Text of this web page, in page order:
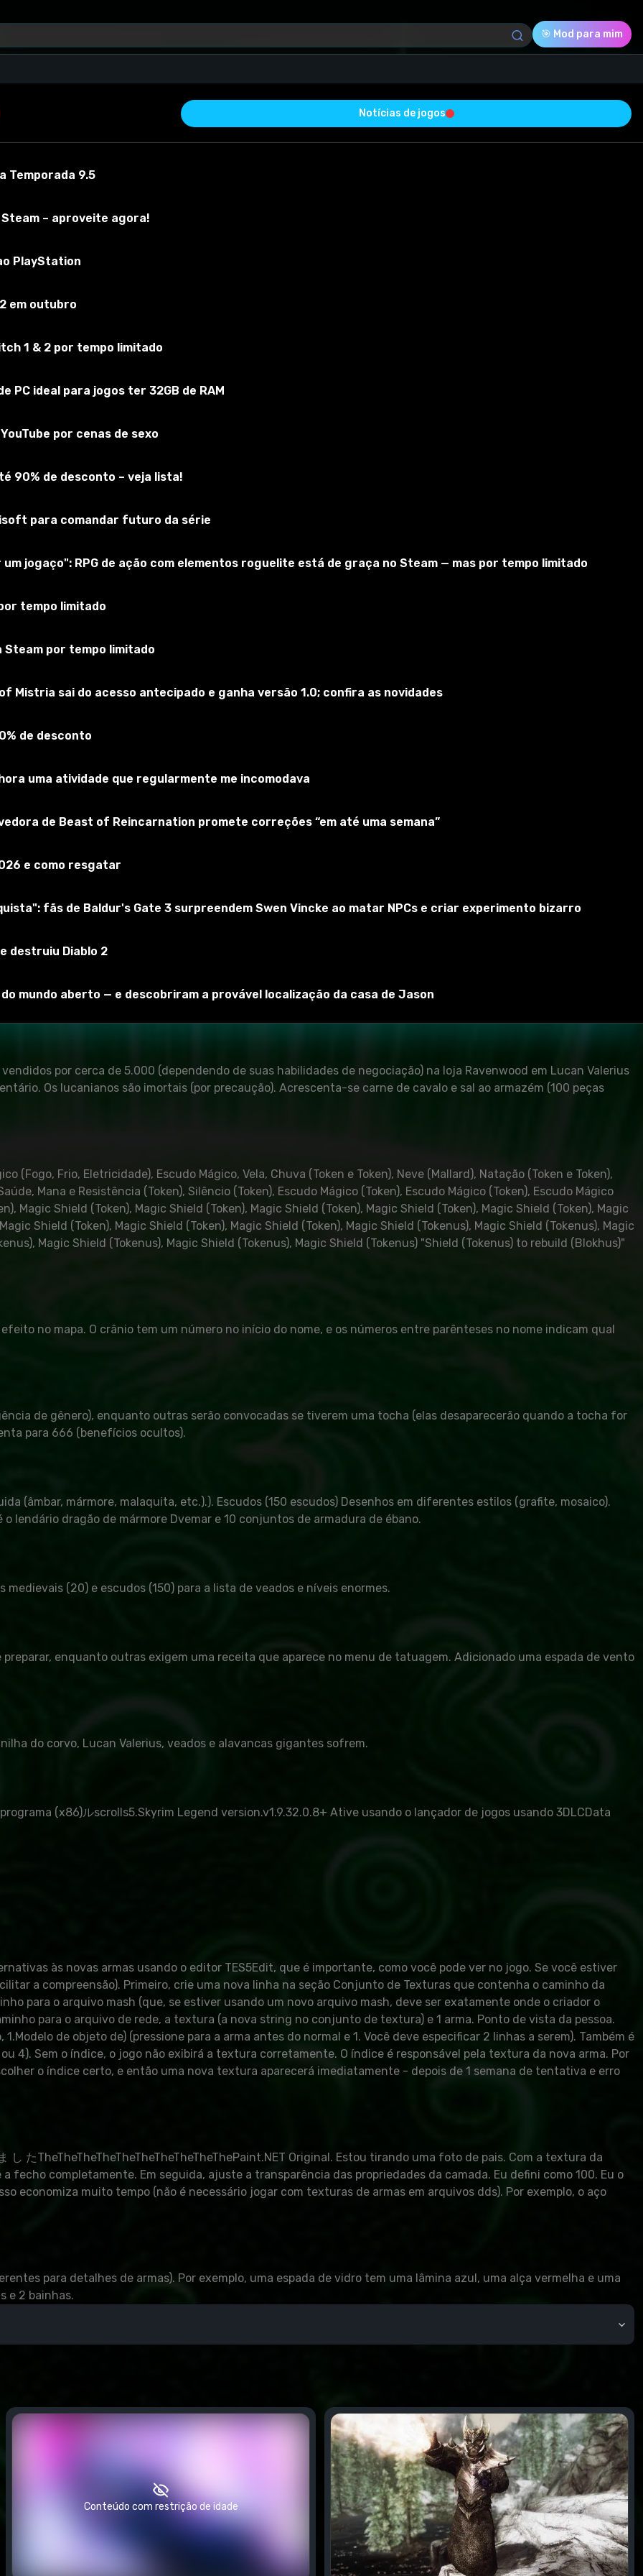
🎯 Mod para mim
Versão do mod:
Inscreva-se no jogo
texturas alternativas (novas) para espadas de vidro (mais de 100) e novas armas de baunilha (武器モデルを索
primária podem fazer isso.Crie uma nova camada transparente sobre a textura de baunilha). A qualidade é
uma perspectiva.
escudos, 200 armas, 10 fotos). Cada carta tem um conjunto de requisitos (artefatos de caveira e ações
não estiver disponível, alguns efeitos no mapa não funcionarão. Cartões comestíveis são preparados na taberna.
+ legumes simples (cenouras, maçãs, batatas, tomates, repolho). É importante que os requisitos sejam
obrigatórios).
por cerca de 5.000 (dependendo de suas habilidades de negociação) na loja Ravenwood em Lucan Valerius
Os lucanianos são imortais (por precaução). Acrescenta-se carne de cavalo e sal ao armazém (100 peças
(Fogo, Frio, Eletricidade), Escudo Mágico, Vela, Chuva (Token e Token), Neve (Mallard), Natação (Token e Token),
Mana e Resistência (Token), Silêncio (Token), Escudo Mágico (Token), Escudo Mágico (Token), Escudo Mágico
Magic Shield (Token), Magic Shield (Token), Magic Shield (Token), Magic Shield (Token), Magic Shield (Token), Magic
Shield (Token), Magic Shield (Token), Magic Shield (Token), Magic Shield (Tokenus), Magic Shield (Tokenus), Magic
Magic Shield (Tokenus), Magic Shield (Tokenus), Magic Shield (Tokenus) "Shield (Tokenus) to rebuild (Blokhus)"
no mapa. O crânio tem um número no início do nome, e os números entre parênteses no nome indicam qual
de gênero), enquanto outras serão convocadas se tiverem uma tocha (elas desaparecerão quando a tocha for
para 666 (benefícios ocultos).
(âmbar, mármore, malaquita, etc.).). Escudos (150 escudos) Desenhos em diferentes estilos (grafite, mosaico).
lendário dragão de mármore Dvemar e 10 conjuntos de armadura de ébano.
medievais (20) e escudos (150) para a lista de veados e níveis enormes.
enquanto outras exigem uma receita que aparece no menu de tatuagem. Adicionado uma espada de vento
do corvo, Lucan Valerius, veados e alavancas gigantes sofrem.
(x86)ルscrolls5.Skyrim Legend version.v1.9.32.0.8+ Ative usando o lançador de jogos usando 3DLCData
às novas armas usando o editor TES5Edit, que é importante, como você pode ver no jogo. Se você estiver
a compreensão). Primeiro, crie uma nova linha na seção Conjunto de Texturas que contenha o caminho da
para o arquivo mash (que, se estiver usando um novo arquivo mash, deve ser exatamente onde o criador o
para o arquivo de rede, a textura (a nova string no conjunto de textura) e 1 arma. Ponto de vista da pessoa.
de objeto de) (pressione para a arma antes do normal e 1. Você deve especificar 2 linhas a serem). Também é
4). Sem o índice, o jogo não exibirá a textura corretamente. O índice é responsável pela textura da nova arma. Por
o índice certo, e então uma nova textura aparecerá imediatamente - depois de 1 semana de tentativa e erro
ま し たTheTheTheTheTheTheTheTheTheThePaint.NET Original. Estou tirando uma foto de pais. Com a textura da
fecho completamente. Em seguida, ajuste a transparência das propriedades da camada. Eu defini como 100. Eu o
economiza muito tempo (não é necessário jogar com texturas de armas em arquivos dds). Por exemplo, o aço
para detalhes de armas). Por exemplo, uma espada de vidro tem uma lâmina azul, uma alça vermelha e uma
e 2 bainhas.
arquivamento para a pasta de dados
Conteúdo com restrição de idade
Download (181.53 Mb)
Notícias de jogos
Temporada 9.5
– aproveite agora!
PlayStation
em outubro
1 & 2 por tempo limitado
ideal para jogos ter 32GB de RAM
por cenas de sexo
90% de desconto – veja lista!
para comandar futuro da série
jogaço": RPG de ação com elementos roguelite está de graça no Steam — mas por tempo limitado
tempo limitado
por tempo limitado
Mistria sai do acesso antecipado e ganha versão 1.0; confira as novidades
de desconto
uma atividade que regularmente me incomodava
de Beast of Reincarnation promete correções “em até uma semana”
e como resgatar
fãs de Baldur's Gate 3 surpreendem Swen Vincke ao matar NPCs e criar experimento bizarro
destruiu Diablo 2
mundo aberto — e descobriram a provável localização da casa de Jason